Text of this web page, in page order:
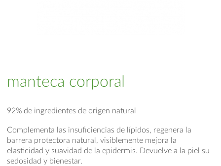
manteca corporal
92% de ingredientes de origen natural
Complementa las insuficiencias de lípidos, regenera la
barrera protectora natural, visiblemente mejora la
elasticidad y suavidad de la epidermis. Devuelve a la piel su
sedosidad y bienestar.